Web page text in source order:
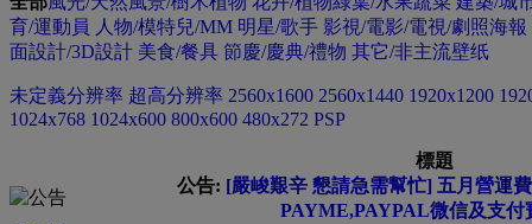
育/運動員 人物/模特兒/MM 明星/歌手 影視/電影/電視/劇照海報
面設計/3D設計 美食/餐具 節慶/慶典/禮物 其它/非主流壁纸
未定義分辨率 超高分辨率 2560x1600 2560x1440 1920x1200
1024x768 1024x600 800x600 480x272 PSP
標題
公告: [嚴峻艱辛 懇請急需幫忙] 五月營運
PAYME,PAYPAL微信及支付